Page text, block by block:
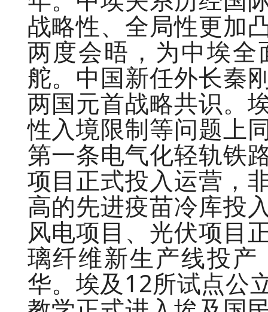
战略性、全局性更加
两度会晤，为中埃
舵。中国新任外长秦
两国元首战略共识。
性入境限制等问题上
第一条电气化轻轨
项目正式投入运营，
高的先进疫苗冷库投
风电项目、光伏项目
璃纤维新生产线投
华。埃及12所试点公